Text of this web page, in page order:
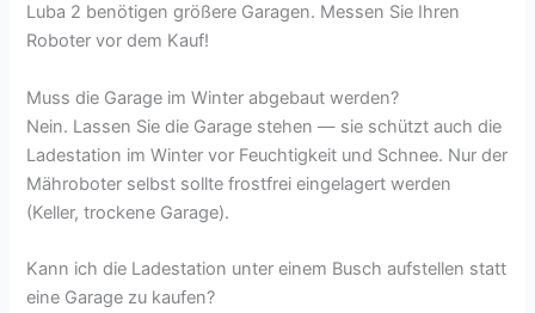
Luba 2 benötigen größere Garagen. Messen Sie Ihren
Roboter vor dem Kauf!
Muss die Garage im Winter abgebaut werden?
Nein. Lassen Sie die Garage stehen — sie schützt auch die
Ladestation im Winter vor Feuchtigkeit und Schnee. Nur der
Mähroboter selbst sollte frostfrei eingelagert werden
(Keller, trockene Garage).
Kann ich die Ladestation unter einem Busch aufstellen statt
eine Garage zu kaufen?